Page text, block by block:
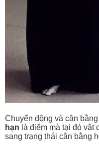
Chuyển động và cân
hạn là điểm mà tại đó vật
sang trạng thái cân bằng